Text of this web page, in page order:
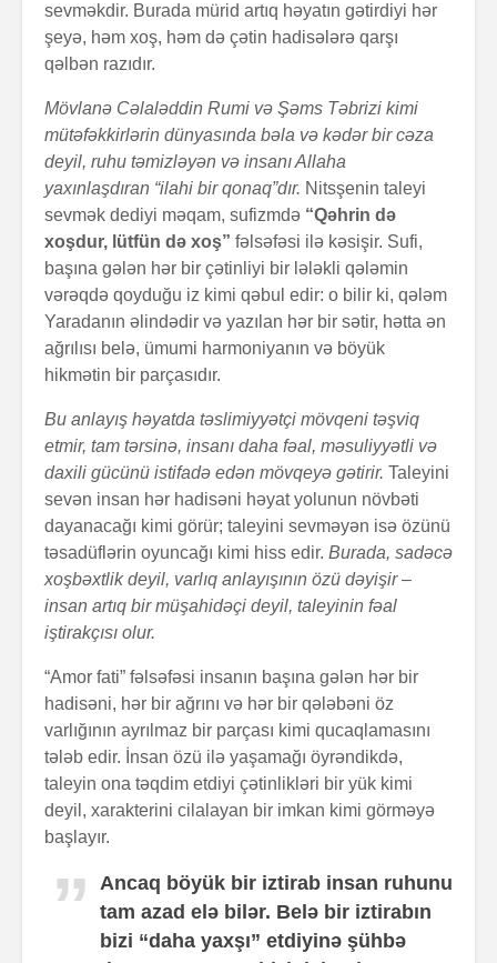
sevməkdir. Burada mürid artıq həyatın gətirdiyi hər
şeyə, həm xoş, həm də çətin hadisələrə qarşı
qəlbən razıdır.
Mövlanə Cəlaləddin Rumi və Şəms Təbrizi kimi
mütəfəkkirlərin dünyasında bəla və kədər bir cəza
deyil, ruhu təmizləyən və insanı Allaha
yaxınlaşdıran “ilahi bir qonaq”dır. Nitsşenin taleyi
sevmək dediyi məqam, sufizmdə “Qəhrin də
xoşdur, lütfün də xoş” fəlsəfəsi ilə kəsişir. Sufi,
başına gələn hər bir çətinliyi bir lələkli qələmin
vərəqdə qoyduğu iz kimi qəbul edir: o bilir ki, qələm
Yaradanın əlindədir və yazılan hər bir sətir, hətta ən
ağrılısı belə, ümumi harmoniyanın və böyük
hikmətin bir parçasıdır.
Bu anlayış həyatda təslimiyyətçi mövqeni təşviq
etmir, tam tərsinə, insanı daha fəal, məsuliyyətli və
daxili gücünü istifadə edən mövqeyə gətirir. Taleyini
sevən insan hər hadisəni həyat yolunun növbəti
dayanacağı kimi görür; taleyini sevməyən isə özünü
təsadüflərin oyuncağı kimi hiss edir. Burada, sadəcə
xoşbəxtlik deyil, varlıq anlayışının özü dəyişir –
insan artıq bir müşahidəçi deyil, taleyinin fəal
iştirakçısı olur.
“Amor fati” fəlsəfəsi insanın başına gələn hər bir
hadisəni, hər bir ağrını və hər bir qələbəni öz
varlığının ayrılmaz bir parçası kimi qucaqlamasını
tələb edir. İnsan özü ilə yaşamağı öyrəndikdə,
taleyin ona təqdim etdiyi çətinlikləri bir yük kimi
deyil, xarakterini cilalayan bir imkan kimi görməyə
başlayır.
Ancaq böyük bir iztirab insan ruhunu
tam azad elə bilər. Belə bir iztirabın
bizi “daha yaxşı” etdiyinə şühbə